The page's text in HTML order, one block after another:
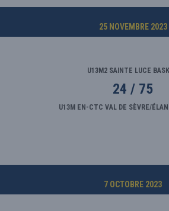
25 NOVEMBRE 2023
U13M2 SAINTE LUCE
24 / 75
U13M EN-CTC VAL DE SÈVRE/
7 OCTOBRE 2023